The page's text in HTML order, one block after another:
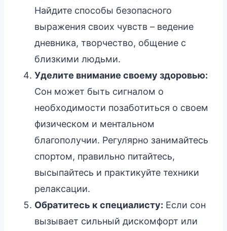
Найдите способы безопасного
выражения своих чувств – ведение
дневника, творчество, общение с
близкими людьми.
Уделите внимание своему здоровью:
Сон может быть сигналом о
необходимости позаботиться о своем
физическом и ментальном
благополучии. Регулярно занимайтесь
спортом, правильно питайтесь,
высыпайтесь и практикуйте техники
релаксации.
Обратитесь к специалисту: Если сон
вызывает сильный дискомфорт или